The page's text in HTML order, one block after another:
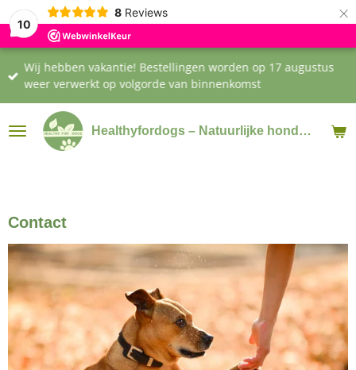
10
8 Reviews ×
Healthyfordogs – Natuurlijke hondensnacks & supplementen
Wij hebben vakantie! Bestellingen worden op 17 augustus
weer verwerkt op volgorde van binnenkomst
Contact